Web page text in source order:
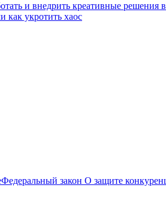
и внедрить креативные решения
как укротить хаос
Федеральный закон О защите